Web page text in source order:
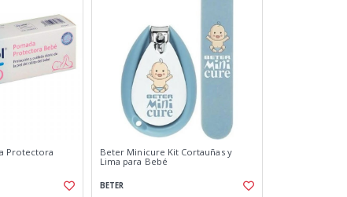
Protectora
Beter Minicure Kit Cortauñas y
Lima para Bebé
BETER